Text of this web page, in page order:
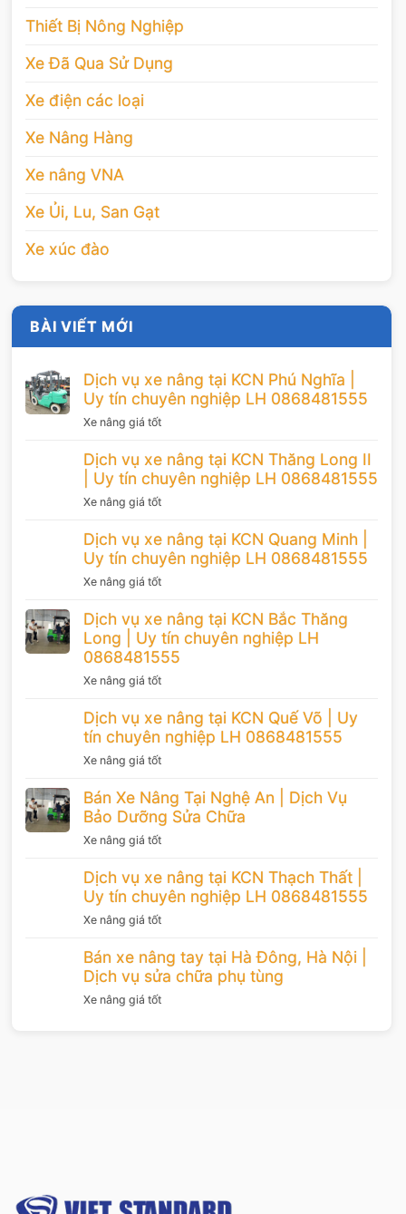
Thiết Bị Nông Nghiệp
Xe Đã Qua Sử Dụng
Xe điện các loại
Xe Nâng Hàng
Xe nâng VNA
Xe Ủi, Lu, San Gạt
Xe xúc đào
BÀI VIẾT MỚI
Dịch vụ xe nâng tại KCN Phú Nghĩa |
Uy tín chuyên nghiệp LH 0868481555
Xe nâng giá tốt
Dịch vụ xe nâng tại KCN Thăng Long II
| Uy tín chuyên nghiệp LH 0868481555
Xe nâng giá tốt
Dịch vụ xe nâng tại KCN Quang Minh |
Uy tín chuyên nghiệp LH 0868481555
Xe nâng giá tốt
Dịch vụ xe nâng tại KCN Bắc Thăng
Long | Uy tín chuyên nghiệp LH
0868481555
Xe nâng giá tốt
Dịch vụ xe nâng tại KCN Quế Võ | Uy
tín chuyên nghiệp LH 0868481555
Xe nâng giá tốt
Bán Xe Nâng Tại Nghệ An | Dịch Vụ
Bảo Dưỡng Sửa Chữa
Xe nâng giá tốt
Dịch vụ xe nâng tại KCN Thạch Thất |
Uy tín chuyên nghiệp LH 0868481555
Xe nâng giá tốt
Bán xe nâng tay tại Hà Đông, Hà Nội |
Dịch vụ sửa chữa phụ tùng
Xe nâng giá tốt